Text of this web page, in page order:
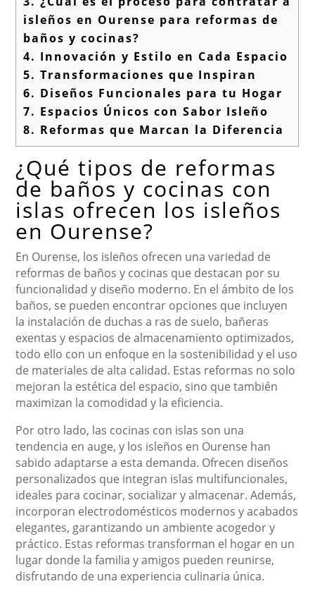
isleños en Ourense para reformas de
baños y cocinas?
4. Innovación y Estilo en Cada Espacio
5. Transformaciones que Inspiran
6. Diseños Funcionales para tu Hogar
7. Espacios Únicos con Sabor Isleño
8. Reformas que Marcan la Diferencia
¿Qué tipos de reformas
de baños y cocinas con
islas ofrecen los isleños
en Ourense?
En Ourense, los isleños ofrecen una variedad de
reformas de baños y cocinas que destacan por su
funcionalidad y diseño moderno. En el ámbito de los
baños, se pueden encontrar opciones que incluyen
la instalación de duchas a ras de suelo, bañeras
exentas y espacios de almacenamiento optimizados,
todo ello con un enfoque en la sostenibilidad y el uso
de materiales de alta calidad. Estas reformas no solo
mejoran la estética del espacio, sino que también
maximizan la comodidad y la eficiencia.
Por otro lado, las cocinas con islas son una
tendencia en auge, y los isleños en Ourense han
sabido adaptarse a esta demanda. Ofrecen diseños
personalizados que integran islas multifuncionales,
ideales para cocinar, socializar y almacenar. Además,
incorporan electrodomésticos modernos y acabados
elegantes, garantizando un ambiente acogedor y
práctico. Estas reformas transforman el hogar en un
lugar donde la familia y amigos pueden reunirse,
disfrutando de una experiencia culinaria única.